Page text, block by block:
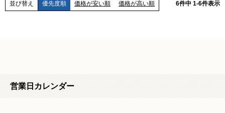
並び替え 優先度順 価格が安い順 価格が高い順 6件中 1-6件表示
営業日カレンダー